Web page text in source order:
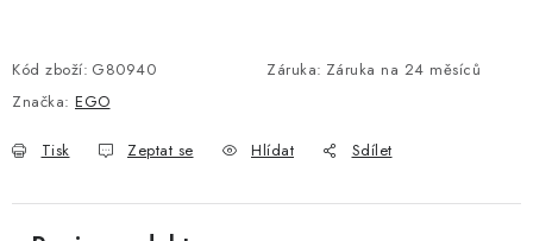
Kód zboží: G80940 Záruka: Záruka na 24 měsíců
Značka: EGO
Tisk Zeptat se Hlídat Sdílet